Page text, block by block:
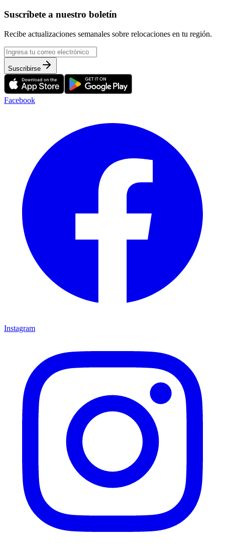
Suscríbete a nuestro boletín
Recibe actualizaciones semanales sobre relocaciones en tu región.
Suscribirse
Facebook
Instagram